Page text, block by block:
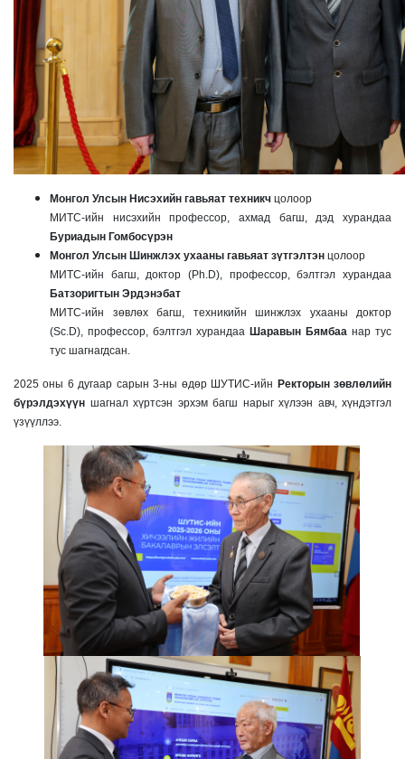
Монгол Улсын Нисэхийн гавьяат техникч цолоор
МИТС-ийн нисэхийн профессор, ахмад багш, дэд хурандаа
Буриадын Гомбосүрэн
Монгол Улсын Шинжлэх ухааны гавьяат зүтгэлтэн цолоор
МИТС-ийн багш, доктор (Ph.D), профессор, бэлтгэл хурандаа
Батзоригтын Эрдэнэбат
МИТС-ийн зөвлөх багш, техникийн шинжлэх ухааны доктор
(Sc.D), профессор, бэлтгэл хурандаа Шаравын Бямбаа нар тус
тус шагнагдсан.
2025 оны 6 дугаар сарын 3-ны өдөр ШУТИС-ийн Ректорын зөвлөлийн
бүрэлдэхүүн шагнал хүртсэн эрхэм багш нарыг хүлээн авч, хүндэтгэл
үзүүллээ.